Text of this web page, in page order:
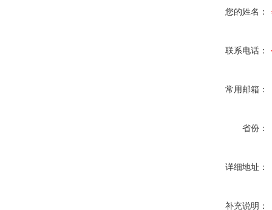
您的姓名：
联系电话：
常用邮箱：
省份：
详细地址：
补充说明：